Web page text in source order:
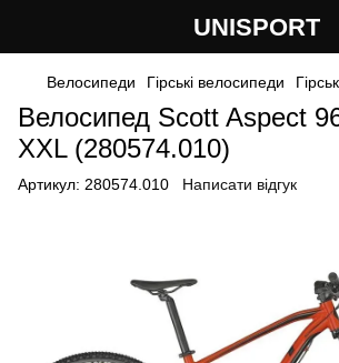
UNISPORT
Велосипеди Гірські велосипеди
Велосипед Scott Aspect
XXL (280574.010)
Артикул: 280574.010 Написати відгук